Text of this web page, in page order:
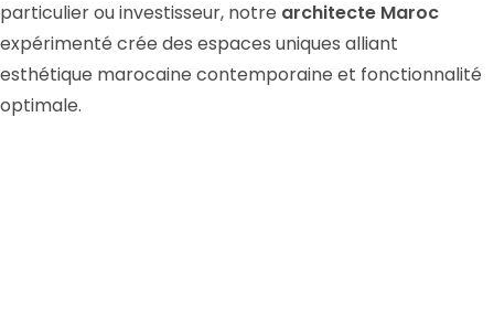
particulier ou investisseur, notre architecte Maroc
expérimenté crée des espaces uniques alliant
esthétique marocaine contemporaine et fonctionnalité
optimale.